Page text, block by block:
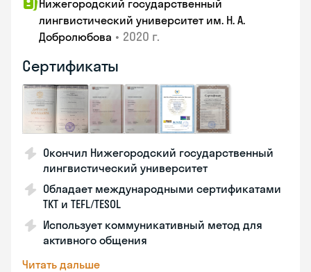
Нижегородский государственный
лингвистический университет им. Н. А.
Добролюбова • 2020 г.
Сертификаты
Окончил Нижегородский государственный
лингвистический университет
Обладает международными сертификатами
TKT и TEFL/TESOL
Использует коммуникативный метод для
активного общения
Читать дальше